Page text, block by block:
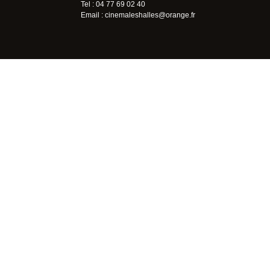
Tel : 04 77 69 02 40
Email :cinemaleshalles@orange.fr